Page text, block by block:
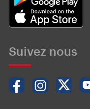
Suivez nous